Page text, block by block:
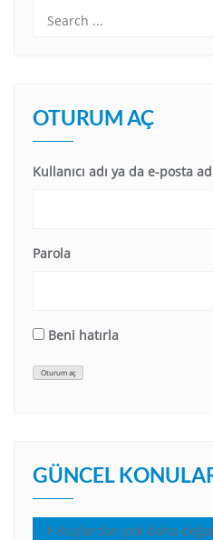
OTURUM AÇ
Kullanıcı adı ya da e-posta
Parola
Beni hatırla
Oturum aç
GÜNCEL
Kuşlardan çok daha